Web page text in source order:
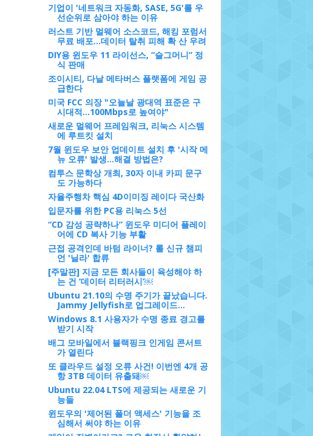
기업이 '네트워크 자동화, SASE, 5G'를 우
선순위로 삼아야 하는 이유
러스트 기반 멀웨어 소스코드, 해킹 포럼서
무료 배포...데이터 탈취 피해 확 산 우려
DIY용 윈도우 11 라이선스, “슬그머니” 정
식 판매
조이시티, 다날 메타버스 플랫폼에 게임 공
급한다
미국 FCC 의장 "오늘날 광대역 표준은 구
시대적…100Mbps로 높여야"
새로운 멀웨어 프레임워크, 리눅스 시스템
에 루트킷 설치
7월 윈도우 보안 업데이트 설치 후 '시작 메
뉴 오류' 발생…해결 방법은?
컴투스 문학상 개최, 30자 이내 카피 문구
도 가능하다
자율주행차 핵심 4D이미징 레이다 국산화
입문자를 위한 PC용 리눅스 5선
“CD 감성 공략하나” 윈도우 미디어 플레이
어에 CD 복사 기능 부활
근접 공격인데 바텀 라이너? 롤 신규 챔피
언 '닐라' 합류
[주말판] 지금 모든 회사들이 육성해야 하
는 건 ‘데이터 리터러시’￼
Ubuntu 21.10의 수명 주기가 끝났습니다.
Jammy Jellyfish로 업그레이드...
Windows 8.1 사용자가 수명 종료 경고를
받기 시작
배그 모바일에서 블랙핑크 인게임 콘서트
가 열린다
또 클라우드 설정 오류 사건! 이번엔 4개 공
항 3TB 데이터 유출돼￼
Ubuntu 22.04 LTS에 제공되는 새로운 기
능들
윈도우의 '제어된 폴더 액세스' 기능을 조
심해서 써야 하는 이유